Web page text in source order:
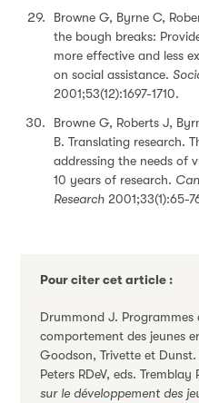
Browne G, Byrne C,
the bough breaks:
more effective and less
on social assistance.
2001;53(12):1697-1710.
Browne G, Roberts J,
B. Translating research.
addressing the needs of
10 years of research.
Research 2001;33(1):65-
Pour citer cet article :
Drummond J.
comportement des jeunes
Goodson, Trivette et Dunst.
Peters RDeV, eds. Tremblay
sur le développement des